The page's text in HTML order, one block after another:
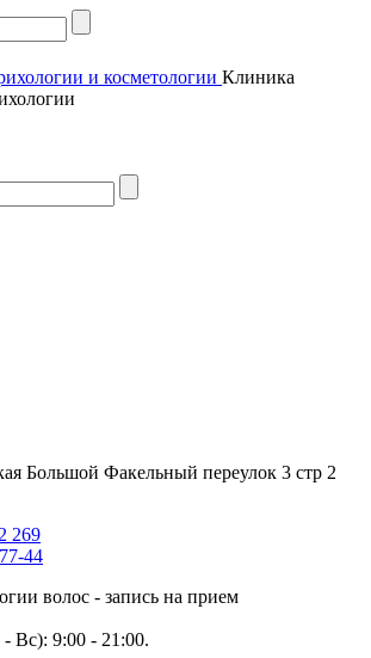
Клиника
Большой Факельный переулок 3 стр 2
269
44
Вс): 9:00 - 21:00.